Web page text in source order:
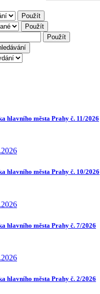
Použít
Použít
Použít
hlavního města Prahy č. 11/2026
hlavního města Prahy č. 10/2026
hlavního města Prahy č. 7/2026
hlavního města Prahy č. 2/2026